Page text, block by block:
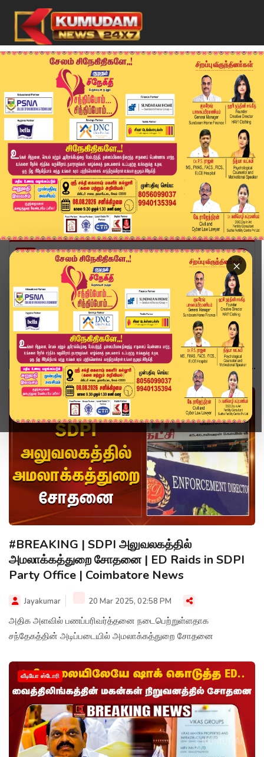
×
Home Topics Enforcement Directorate
ENFORCEMENT DIRECTORATE
#BREAKING | SDPI அலுவலகத்தில்
அமலாக்கத்துறை சோதனை | ED Raids in SDPI
Party Office | Coimbatore News
Jayakumar 20 Mar 2025, 02:58 PM
அதிக அளவில் பணப்பரிவர்த்தனை நடைபெற்றுள்ளதாக
சந்தேகத்தின் அடிப்படையில் அமலாக்கத்துறை சோதனை
வீடியோ ஸ்டோரி